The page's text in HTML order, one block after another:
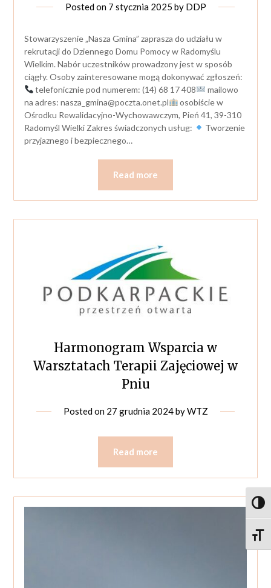
Posted on 7 stycznia 2025 by DDP
Stowarzyszenie „Nasza Gmina” zaprasza do udziału w
rekrutacji do Dziennego Domu Pomocy w Radomyślu
Wielkim. Nabór uczestników prowadzony jest w sposób
ciągły. Osoby zainteresowane mogą dokonywać zgłoszeń:
telefonicznie pod numerem: (14) 68 17 408
mailowo
na adres: nasza_gmina@poczta.onet.pl
osobiście w
Ośrodku Rewalidacyjno-Wychowawczym, Pień 41, 39-310
Radomyśl Wielki Zakres świadczonych usług:
Tworzenie
przyjaznego i bezpiecznego…
Read more
Harmonogram Wsparcia w
Warsztatach Terapii Zajęciowej w
Pniu
Posted on 27 grudnia 2024byWTZ
Read more